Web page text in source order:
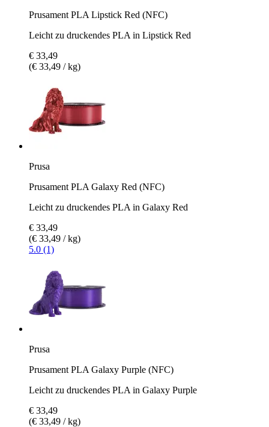
Prusament PLA Lipstick Red (NFC)
Leicht zu druckendes PLA in Lipstick Red
€ 33,49
(€ 33,49 / kg)
Prusa
Prusament PLA Galaxy Red (NFC)
Leicht zu druckendes PLA in Galaxy Red
€ 33,49
(€ 33,49 / kg)
5.0 (1)
Prusa
Prusament PLA Galaxy Purple (NFC)
Leicht zu druckendes PLA in Galaxy Purple
€ 33,49
(€ 33,49 / kg)